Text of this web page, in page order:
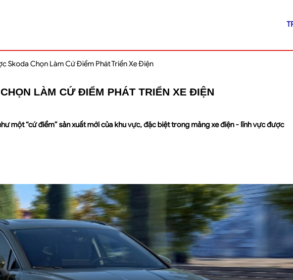
Skoda Chọn Làm Cứ Điểm Phát Triển Xe Điện
LÀM CỨ ĐIỂM PHÁT TRIỂN XE ĐIỆN
một “cứ điểm” sản xuất mới của khu vực, đặc biệt trong mảng xe điện - lĩnh vực được